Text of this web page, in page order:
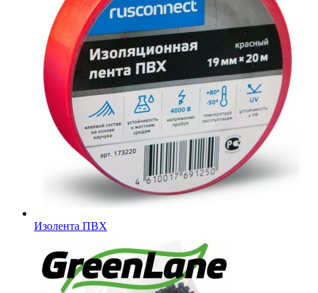
Изолента ПВХ